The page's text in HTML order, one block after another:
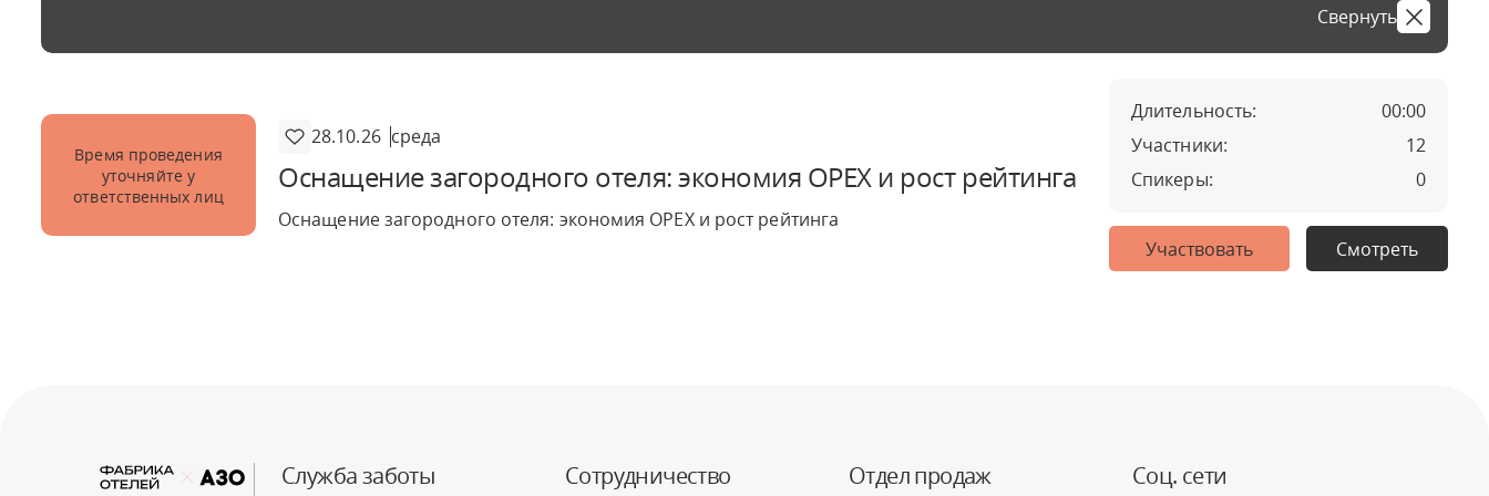
Свернуть
Время проведения
уточняйте у
ответственных лиц
28.10.26 среда
Оснащение загородного отеля: экономия OPEX и рост рейтинга
Оснащение загородного отеля: экономия OPEX и рост рейтинга
Длительность:
00:00
Участники:
12
Спикеры:
0
Участвовать Смотреть
Служба заботы Сотрудничество Отдел продаж Соц. сети